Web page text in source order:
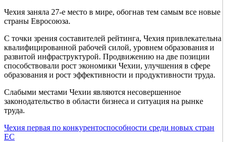
Чехия заняла 27-е место в мире, обогнав тем самым все новые
страны Евросоюза.
С точки зрения составителей рейтинга, Чехия привлекательна
квалифицированной рабочей силой, уровнем образования и
развитой инфраструктурой. Продвижению на две позиции
способствовали рост экономики Чехии, улучшения в сфере
образования и рост эффективности и продуктивности труда.
Слабыми местами Чехии являются несовершенное
законодательство в области бизнеса и ситуация на рынке
труда.
Чехия первая по конкурентоспособности среди новых стран
ЕС